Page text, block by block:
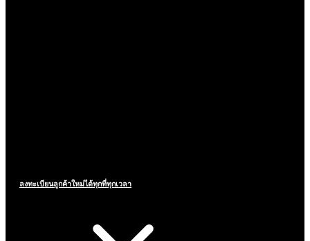
ลงทะเบียนลูกค้าใหม่ได้ทุกที่ทุกเวลา